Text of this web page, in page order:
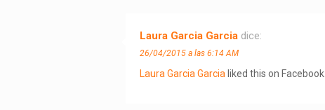
Laura Garcia Garcia dice:
26/04/2015 a las 6:14 AM
Laura Garcia Garcia liked this on Facebook.